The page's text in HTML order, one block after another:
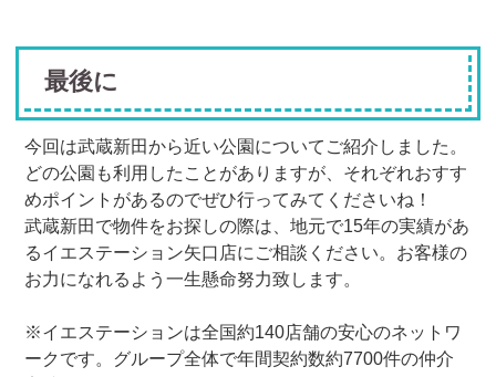
最後に
今回は武蔵新田から近い公園についてご紹介しました。
どの公園も利用したことがありますが、それぞれおすす
めポイントがあるのでぜひ行ってみてくださいね！
武蔵新田で物件をお探しの際は、地元で15年の実績があ
るイエステーション矢口店にご相談ください。お客様の
お力になれるよう一生懸命努力致します。
※イエステーションは全国約140店舗の安心のネットワ
ークです。グループ全体で年間契約数約7700件の仲介